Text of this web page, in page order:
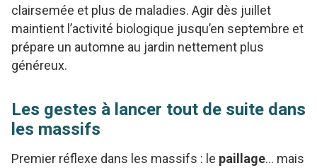
clairsemée et plus de maladies. Agir dès juillet
maintient l’activité biologique jusqu’en septembre et
prépare un automne au jardin nettement plus
généreux.
Les gestes à lancer tout de suite dans
les massifs
Premier réflexe dans les massifs : le paillage… mais